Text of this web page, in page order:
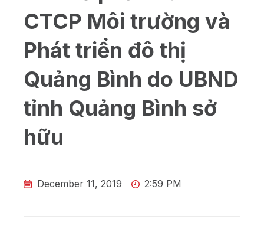
CTCP Môi trường và
Phát triển đô thị
Quảng Bình do UBND
tỉnh Quảng Bình sở
hữu
December 11, 2019 2:59 PM